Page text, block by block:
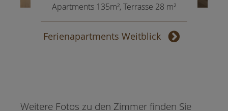
Apartments 135m², Terrasse 28 m²
Ferienapartments Weitblick
Weitere Fotos zu den Zimmer finden Sie